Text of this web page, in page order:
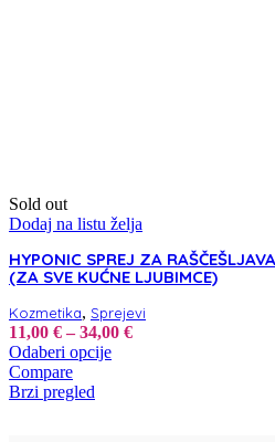
Sold out
Dodaj na listu želja
HYPONIC SPREJ ZA
(ZA SVE KUĆNE LJUBIMCE)
Kozmetika, Sprejevi
11,00 € – 34,00 €Raspon
Odaberi opcijeOvaj
Compare
Brzi pregled